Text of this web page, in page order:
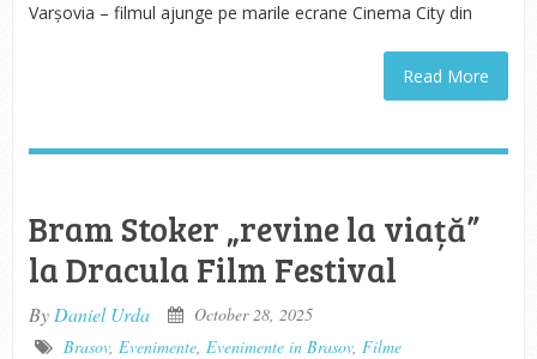
Varșovia – filmul ajunge pe marile ecrane Cinema City din
Read More
Bram Stoker „revine la viață”
la Dracula Film Festival
By Daniel Urda
October 28, 2025
Brasov, Evenimente, Evenimente in Brasov, Filme